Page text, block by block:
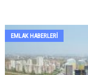
EMLAK HABERLERI